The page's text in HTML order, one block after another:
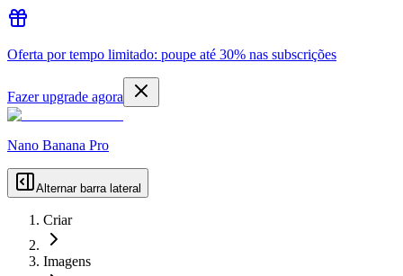
Oferta por tempo limitado: poupe até 30% nas subscrições
Fazer upgrade agora
Nano Banana Pro
Alternar barra lateral
Criar
Imagens